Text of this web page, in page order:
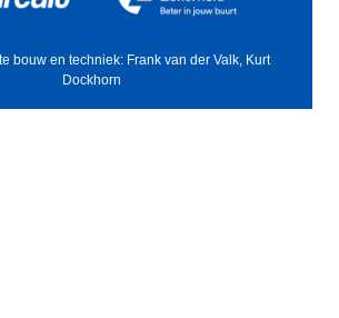
bouw en techniek: Frank van der Valk, Kurt
Dockhorn